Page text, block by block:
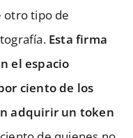
otro tipo de
Esta firma
el espacio
ciento de los
adquirir un token